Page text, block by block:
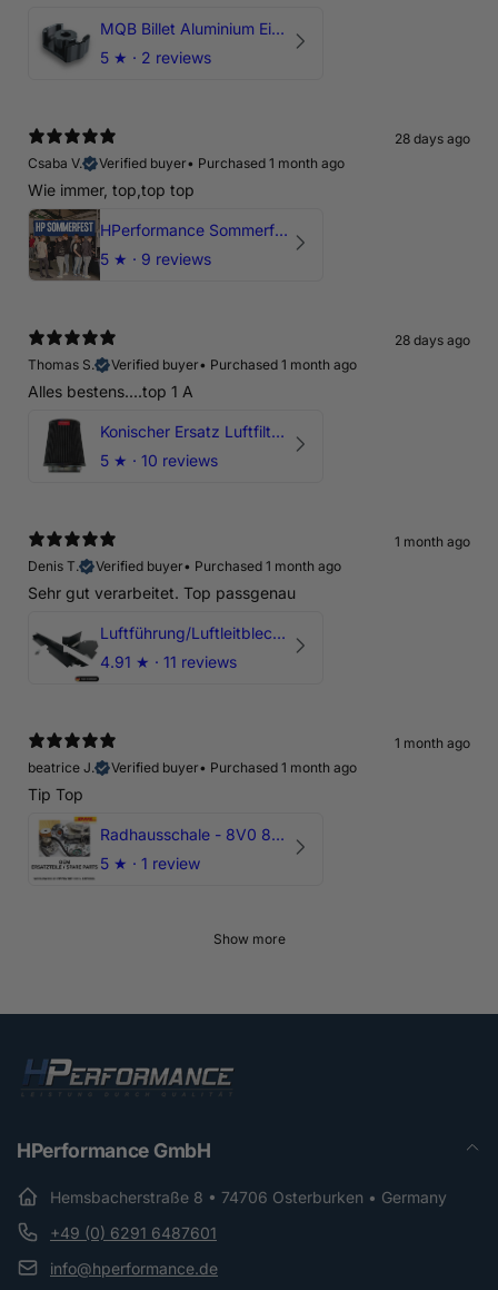
MQB Billet Aluminium Einsatz Drehmomentstütze - DOGBONE für Audi RS3, TTRS, RSQ3
5 ★ · 2 reviews
28 days ago
Csaba V.
Verified buyer• Purchased 1 month ago
Wie immer, top,top top
HPerformance Sommerfest 2026
5 ★ · 9 reviews
28 days ago
Thomas S.
Verified buyer• Purchased 1 month ago
Alles bestens....top 1 A
Konischer Ersatz Luftfilter Pilz - 4" & 5" Offene Ansaugung
5 ★ · 10 reviews
1 month ago
Denis T.
Verified buyer• Purchased 1 month ago
Sehr gut verarbeitet. Top passgenau
Luftführung/Luftleitblech 5" 125mm offene Ansaugung HPerformance
4.91 ★ · 11 reviews
1 month ago
beatrice J.
Verified buyer• Purchased 1 month ago
Tip Top
Radhausschale - 8V0 821 191 C - Original Ersatzteil für Audi RS3 Sportback
5 ★ · 1 review
Show more
HPerformance GmbH
Hemsbacherstraße 8 • 74706 Osterburken • Germany
+49 (0) 6291 6487601
info@hperformance.de